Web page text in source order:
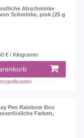
Abschminke
Schminke, pink (25 g
€ / Kilogramm
Pen Rainbow Box
Farben,